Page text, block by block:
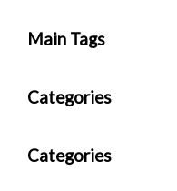
Main Tags
Categories
Categories